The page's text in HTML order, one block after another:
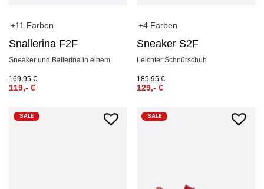
+11 Farben
Snallerina F2F
Sneaker und Ballerina in einem
169,95€
119,- €
+4 Farben
Sneaker S2F
Leichter Schnürschuh
189,95€
129,-€
SALE SALE